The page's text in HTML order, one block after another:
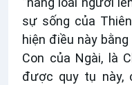
sự sống của Thiên
hiện điều này
Con của Ngài, là
được quy tụ này,